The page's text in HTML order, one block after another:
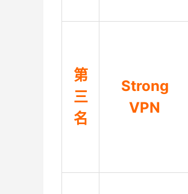
第
三
名
Strong
VPN